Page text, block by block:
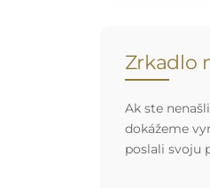
Zrkadlo
Ak ste
dokážeme
poslali svoju